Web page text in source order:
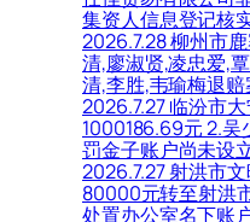
集资人信息登记核
2026.7.28 柳州市
清,廖淑贤,凌忠爱,
清,李胜,韦瑜梅退
2026.7.27 临汾市
1000186.69元 2.
罚金子账户尚未设
2026.7.27 射洪市
80000元转至射洪
处置办公室名下账